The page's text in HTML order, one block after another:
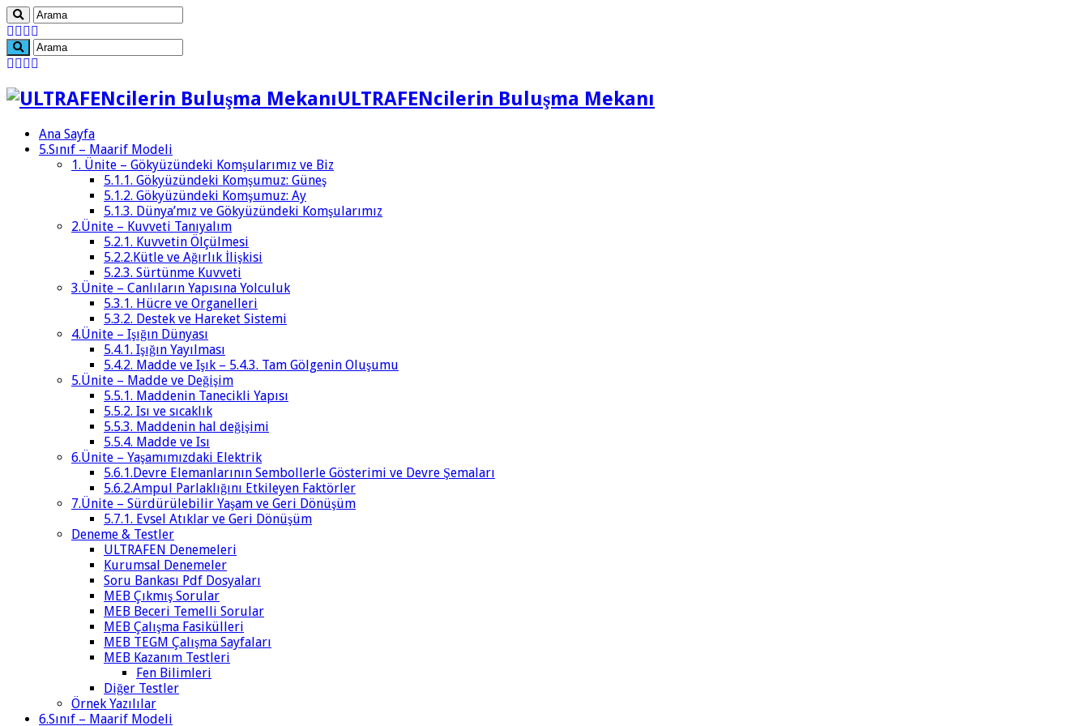
ULTRAFENcilerin Buluşma Mekanı
Ana Sayfa
5.Sınıf – Maarif Modeli
1. Ünite – Gökyüzündeki Komşularımız ve Biz
5.1.1. Gökyüzündeki Komşumuz: Güneş
5.1.2. Gökyüzündeki Komşumuz: Ay
5.1.3. Dünya’mız ve Gökyüzündeki Komşularımız
2.Ünite – Kuvveti Tanıyalım
5.2.1. Kuvvetin Ölçülmesi
5.2.2.Kütle ve Ağırlık İlişkisi
5.2.3. Sürtünme Kuvveti
3.Ünite – Canlıların Yapısına Yolculuk
5.3.1. Hücre ve Organelleri
5.3.2. Destek ve Hareket Sistemi
4.Ünite – Işığın Dünyası
5.4.1. Işığın Yayılması
5.4.2. Madde ve Işık – 5.4.3. Tam Gölgenin Oluşumu
5.Ünite – Madde ve Değişim
5.5.1. Maddenin Tanecikli Yapısı
5.5.2. Isı ve sıcaklık
5.5.3. Maddenin hal değişimi
5.5.4. Madde ve Isı
6.Ünite – Yaşamımızdaki Elektrik
5.6.1.Devre Elemanlarının Sembollerle Gösterimi ve Devre Şemaları
5.6.2.Ampul Parlaklığını Etkileyen Faktörler
7.Ünite – Sürdürülebilir Yaşam ve Geri Dönüşüm
5.7.1. Evsel Atıklar ve Geri Dönüşüm
Deneme & Testler
ULTRAFEN Denemeleri
Kurumsal Denemeler
Soru Bankası Pdf Dosyaları
MEB Çıkmış Sorular
MEB Beceri Temelli Sorular
MEB Çalışma Fasikülleri
MEB TEGM Çalışma Sayfaları
MEB Kazanım Testleri
Fen Bilimleri
Diğer Testler
Örnek Yazılılar
6.Sınıf – Maarif Modeli